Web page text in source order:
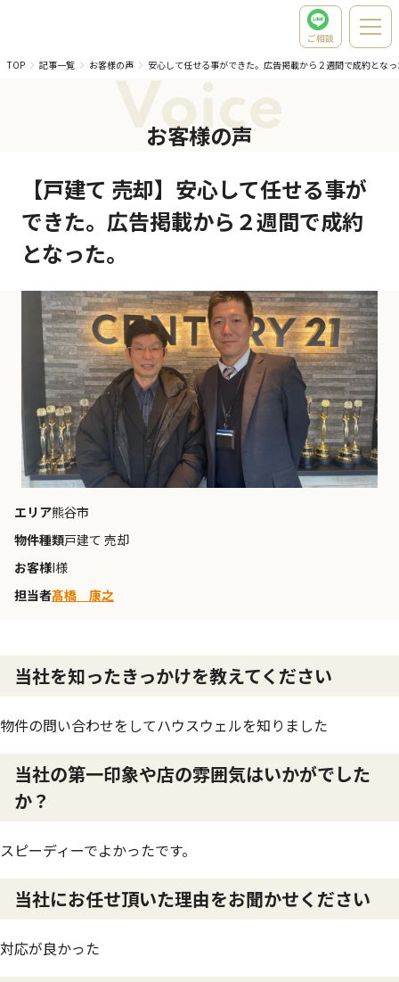
ご相談
TOP
記事一覧 お客様の声 安心して任せる事ができた。広告掲載から２週間で成約とな
Voice
お客様の声
【戸建て 売却】安心して任せる事が
できた。広告掲載から２週間で成約
となった。
エリア熊谷市
物件種類戸建て 売却
お客様I様
担当者髙橋 康之
当社を知ったきっかけを教えてください
物件の問い合わせをしてハウスウェルを知りました
当社の第一印象や店の雰囲気はいかがでした
か？
スピーディーでよかったです。
当社にお任せ頂いた理由をお聞かせください
対応が良かった